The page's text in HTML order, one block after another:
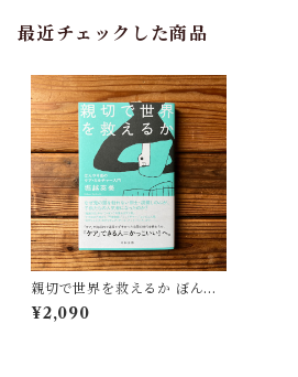
最近チェックした商品
親切で世界を救えるか ぼんや
り者のケア・カルチャー入門 |
堀越 英美
¥2,090